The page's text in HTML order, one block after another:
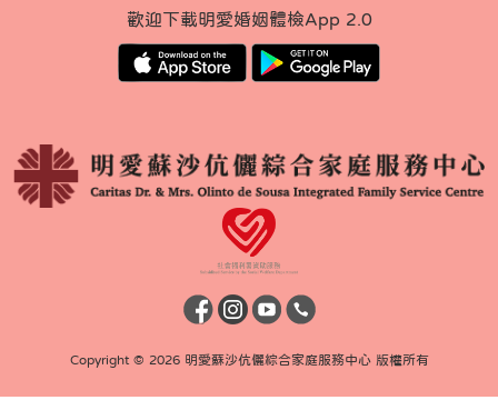
歡迎下載明愛婚姻體檢App 2.0
Copyright © 2026 明愛蘇沙伉儷綜合家庭服務中心 版權所有